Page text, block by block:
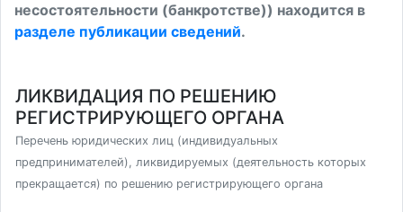
несостоятельности (банкротстве)) находится в
разделе публикации сведений.
ЛИКВИДАЦИЯ ПО РЕШЕНИЮ
РЕГИСТРИРУЮЩЕГО ОРГАНА
Перечень юридических лиц (индивидуальных
предпринимателей), ликвидируемых (деятельность которых
прекращается) по решению регистрирующего органа